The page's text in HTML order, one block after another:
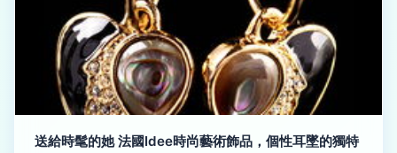
送給時髦的她 法國Idee時尚藝術飾品，個性耳墜的獨特